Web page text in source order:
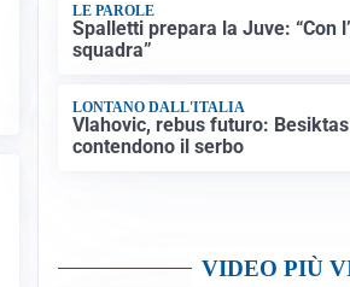
LE PAROLE
Spalletti prepara la Juve: “Con
squadra”
LONTANO DALL'ITALIA
Vlahovic, rebus futuro:
contendono il serbo
VIDEO PIÙ